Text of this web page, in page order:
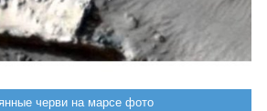
черви на марсе фото